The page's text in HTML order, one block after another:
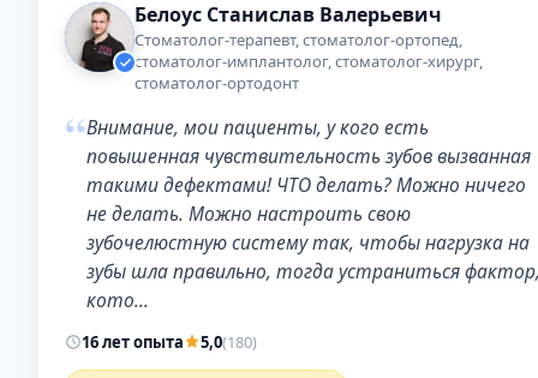
Белоус Станислав Валерьевич
Стоматолог-терапевт, стоматолог-ортопед,
стоматолог-имплантолог, стоматолог-хирург,
стоматолог-ортодонт
“Внимание, мои пациенты, у кого есть
повышенная чувствительность зубов вызванная
такими дефектами! ЧТО делать? Можно ничего
не делать. Можно настроить свою
зубочелюстную систему так, чтобы нагрузка на
зубы шла правильно, тогда устраниться
кото…
16 лет опыта 5,0(180)